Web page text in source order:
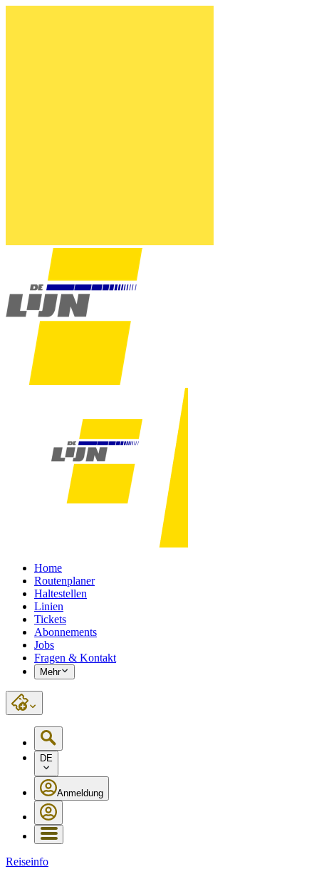
Home
Routenplaner
Haltestellen
Linien
Tickets
Abonnements
Jobs
Fragen & Kontakt
Mehr
DE
Anmeldung
Reiseinfo